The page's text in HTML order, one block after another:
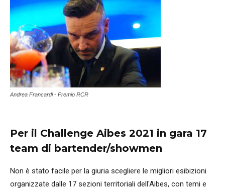
Andrea Francardi - Premio RCR
Per il Challenge Aibes 2021 in gara 17
team di bartender/showmen
Non è stato facile per la giuria scegliere le migliori esibizioni
organizzate dalle 17 sezioni territoriali dell'Aibes, con temi e